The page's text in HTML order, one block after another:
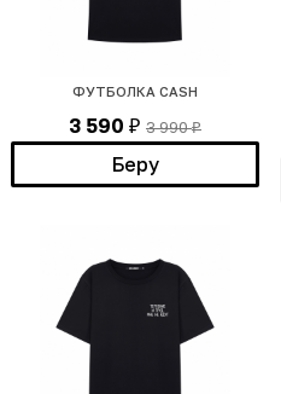
ФУТБОЛКА CASH
3 590 ₽ 3 990₽
Беру